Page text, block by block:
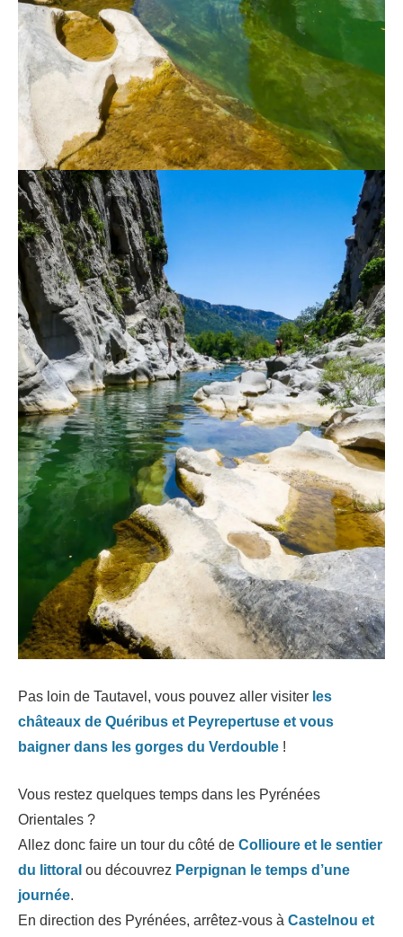
Pas loin de Tautavel, vous pouvez aller visiter les
châteaux de Quéribus et Peyrepertuse et vous
baigner dans les gorges du Verdouble !
Vous restez quelques temps dans les Pyrénées
Orientales ?
Allez donc faire un tour du côté de Collioure et le sentier
du littoral ou découvrez Perpignan le temps d’une
journée.
En direction des Pyrénées, arrêtez-vous à Castelnou et